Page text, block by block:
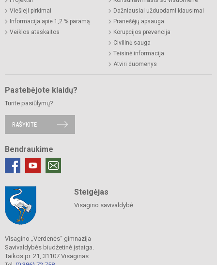
Viešieji pirkimai
Informacija apie 1,2 % paramą
Veiklos ataskaitos
Dažniausiai užduodami klausimai
Pranešėjų apsauga
Korupcijos prevencija
Civilinė sauga
Teisinė informacija
Atviri duomenys
Pastebėjote klaidų?
Turite pasiūlymų?
RAŠYKITE
Bendraukime
Steigėjas
Visagino savivaldybė
Visagino „Verdenės“ gimnazija
Savivaldybės biudžetinė įstaiga.
Taikos pr. 21, 31107 Visaginas